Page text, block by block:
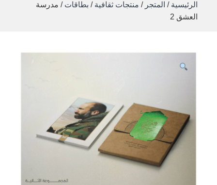
الرئيسية / المتجر / منتجات ثقافية / بطاقات / مدرسة
العشق 2